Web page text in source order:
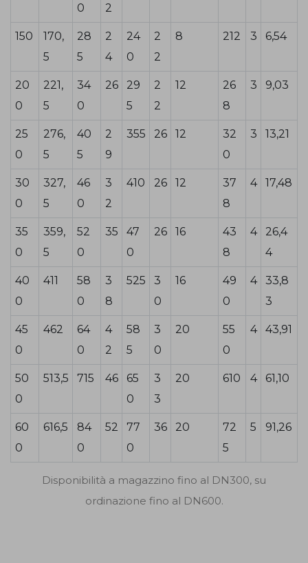
0
2
150
170,
5
28
5
2
4
24
0
2
2
8 212 3 6,54
20
0
221,
5
34
0
26
29
5
2
2
12
26
8
3 9,03
25
0
276,
5
40
5
2
9
355 26 12
32
0
3 13,21
30
0
327,
5
46
0
3
2
410 26 12
37
8
4 17,48
35
0
359,
5
52
0
35
47
0
26 16
43
8
4
26,4
4
40
0
411
58
0
3
8
525
3
0
16
49
0
4
33,8
3
45
0
462
64
0
4
2
58
5
3
0
20
55
0
4 43,91
50
0
513,5 715 46
65
0
3
3
20 610 4 61,10
60
0
616,5
84
0
52
77
0
36 20
72
5
5 91,26
Disponibilità a magazzino fino al DN300, su
ordinazione fino al DN600.